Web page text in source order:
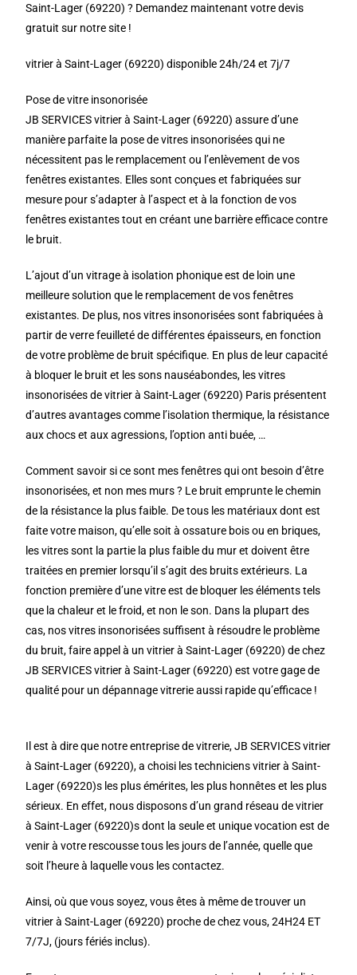
Saint-Lager (69220) ? Demandez maintenant votre devis
gratuit sur notre site !
vitrier à Saint-Lager (69220) disponible 24h/24 et 7j/7
Pose de vitre insonorisée
JB SERVICES vitrier à Saint-Lager (69220) assure d’une
manière parfaite la pose de vitres insonorisées qui ne
nécessitent pas le remplacement ou l’enlèvement de vos
fenêtres existantes. Elles sont conçues et fabriquées sur
mesure pour s’adapter à l’aspect et à la fonction de vos
fenêtres existantes tout en créant une barrière efficace contre
le bruit.
L’ajout d’un vitrage à isolation phonique est de loin une
meilleure solution que le remplacement de vos fenêtres
existantes. De plus, nos vitres insonorisées sont fabriquées à
partir de verre feuilleté de différentes épaisseurs, en fonction
de votre problème de bruit spécifique. En plus de leur capacité
à bloquer le bruit et les sons nauséabondes, les vitres
insonorisées de vitrier à Saint-Lager (69220) Paris présentent
d’autres avantages comme l’isolation thermique, la résistance
aux chocs et aux agressions, l’option anti buée, …
Comment savoir si ce sont mes fenêtres qui ont besoin d’être
insonorisées, et non mes murs ? Le bruit emprunte le chemin
de la résistance la plus faible. De tous les matériaux dont est
faite votre maison, qu’elle soit à ossature bois ou en briques,
les vitres sont la partie la plus faible du mur et doivent être
traitées en premier lorsqu’il s’agit des bruits extérieurs. La
fonction première d’une vitre est de bloquer les éléments tels
que la chaleur et le froid, et non le son. Dans la plupart des
cas, nos vitres insonorisées suffisent à résoudre le problème
du bruit, faire appel à un vitrier à Saint-Lager (69220) de chez
JB SERVICES vitrier à Saint-Lager (69220) est votre gage de
qualité pour un dépannage vitrerie aussi rapide qu’efficace !
Il est à dire que notre entreprise de vitrerie, JB SERVICES vitrier
à Saint-Lager (69220), a choisi les techniciens vitrier à Saint-
Lager (69220)s les plus émérites, les plus honnêtes et les plus
sérieux. En effet, nous disposons d’un grand réseau de vitrier
à Saint-Lager (69220)s dont la seule et unique vocation est de
venir à votre rescousse tous les jours de l’année, quelle que
soit l’heure à laquelle vous les contactez.
Ainsi, où que vous soyez, vous êtes à même de trouver un
vitrier à Saint-Lager (69220) proche de chez vous, 24H24 ET
7/7J, (jours fériés inclus).